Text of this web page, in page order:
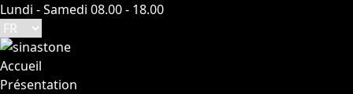
Lundi - Samedi 08.00 - 18.00
Accueil
Présentation